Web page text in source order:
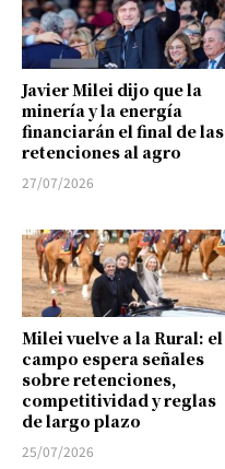
Javier Milei dijo que la
minería y la energía
financiarán el final de las
retenciones al agro
27/07/2026
Milei vuelve a la Rural: el
campo espera señales
sobre retenciones,
competitividad y reglas
de largo plazo
25/07/2026